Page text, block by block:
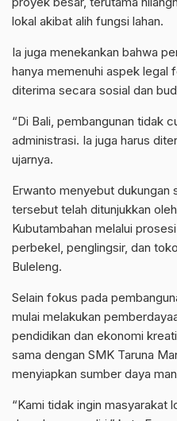
lokal akibat alih fungsi lahan.
Ia juga menekankan bahwa
hanya memenuhi aspek legal
diterima secara sosial dan
“Di Bali, pembangunan tidak
administrasi. Ia juga harus
ujarnya.
Erwanto menyebut dukungan
tersebut telah ditunjukkan
Kubutambahan melalui
perbekel, penglingsir, dan
Buleleng.
Selain fokus pada
mulai melakukan
pendidikan dan ekonomi
sama dengan SMK Taruna
menyiapkan sumber daya
“Kami tidak ingin masyarakat